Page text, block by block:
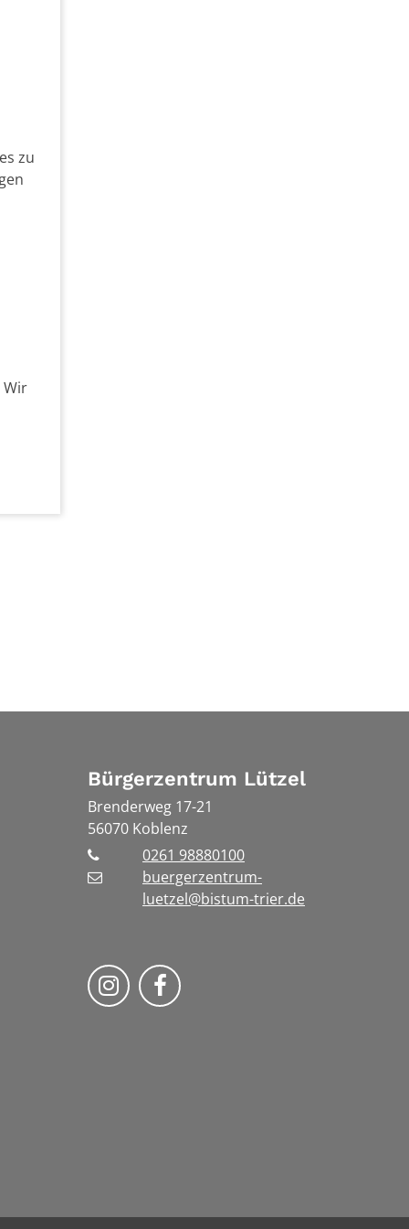
zu
Wir
Bürgerzentrum Lützel
Brenderweg 17-21
56070 Koblenz
0261 98880100
buergerzentrum-
luetzel@bistum-trier.de
Folge uns auf Instragram
Folge uns auf Facebook